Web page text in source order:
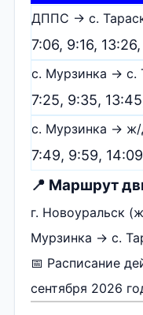
ДППС → с.
7:06, 9:16,
с. Мурзинка → с.
7:25, 9:35,
с. Мурзинка → ж/
7:49, 9:59,
📍 Маршрут
г. Новоуральск
Мурзинка → с.
📅 Расписание
сентября 2026